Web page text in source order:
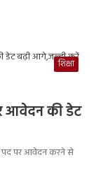
शिक्षा
आवेदन की डेट
पद पर आवेदन करने से